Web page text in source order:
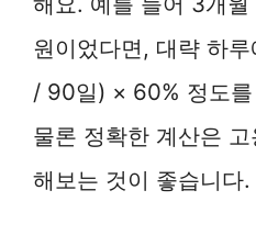
원이었다면, 대략 하
/ 90일) × 60% 정도
물론 정확한 계산은
해보는 것이 좋습니다.